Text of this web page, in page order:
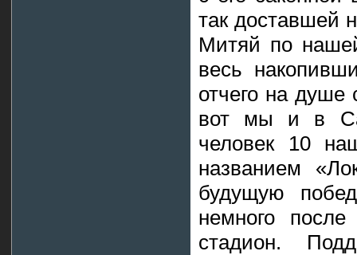
так доставшей
Митяй по
весь
отчего на душе
вот мы и в
человек 10
названием
будущую
немного
стадион.